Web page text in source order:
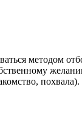
методом
похвала).